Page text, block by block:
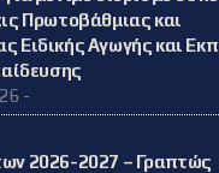
Πρωτοβάθμιας και
Ειδικής Αγωγής και
-
2026-2027 – Γραπτώς